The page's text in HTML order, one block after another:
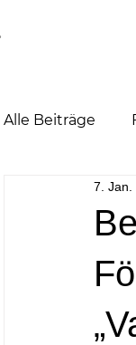
Alle Beiträge
7. Jan.